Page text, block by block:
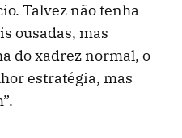
Talvez não tenha
ousadas, mas
do xadrez normal, o
estratégia, mas